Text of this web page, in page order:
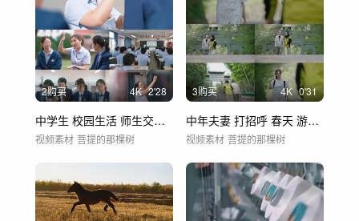
2购买 4K 2'28
中学生 校园生活 师生交流 学生实验
视频素材 菩提的那棵树
3购买 4K 0'31
中年夫妻 打招呼 春天 游玩 竹林
视频素材 菩提的那棵树